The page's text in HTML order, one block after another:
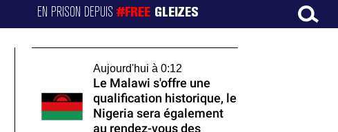
EN PRISON DEPUIS#FREE GLEIZES
Aujourd'hui à 0:12
Le Malawi s'offre une
qualification historique, le
Nigeria sera également
au rendez-vous des